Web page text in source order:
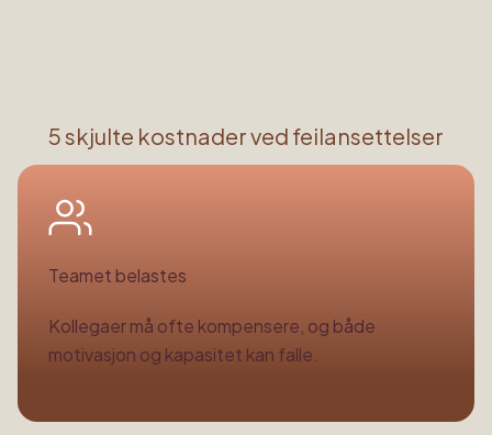
5 skjulte kostnader ved feilansettelser
Teamet belastes
Kollegaer må ofte kompensere, og både
motivasjon og kapasitet kan falle.